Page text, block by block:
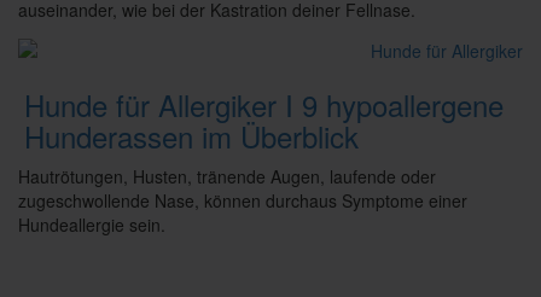
auseinander, wie bei der Kastration deiner Fellnase.
Hunde für Allergiker I 9 hypoallergene
Hunderassen im Überblick
Hautrötungen, Husten, tränende Augen, laufende oder
zugeschwollende Nase, können durchaus Symptome einer
Hundeallergie sein.